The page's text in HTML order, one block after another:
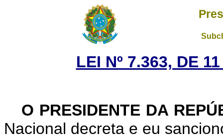
LEI Nº 7.363, DE
O PRESIDENTE DA
Nacional decreta e eu